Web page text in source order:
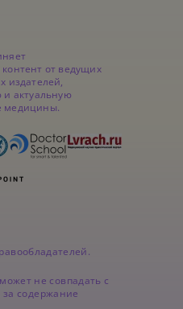
от ведущих
издателей,
и актуальную
медицины.
не совпадать с
содержание